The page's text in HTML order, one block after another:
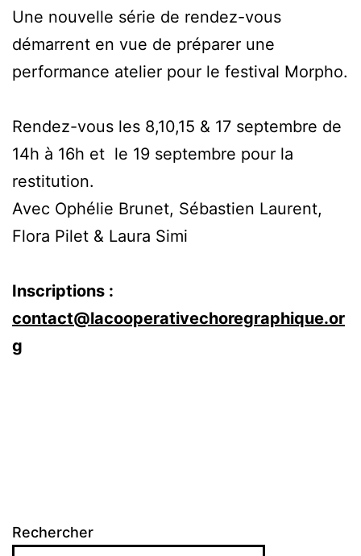
Une nouvelle série de rendez-vous
démarrent en vue de préparer une
performance atelier pour le festival Morpho.
Rendez-vous les 8,10,15 & 17 septembre de
14h à 16h et le 19 septembre pour la
restitution.
Avec Ophélie Brunet, Sébastien Laurent,
Flora Pilet & Laura Simi
Inscriptions :
contact@lacooperativechoregraphique.or
g
Rechercher